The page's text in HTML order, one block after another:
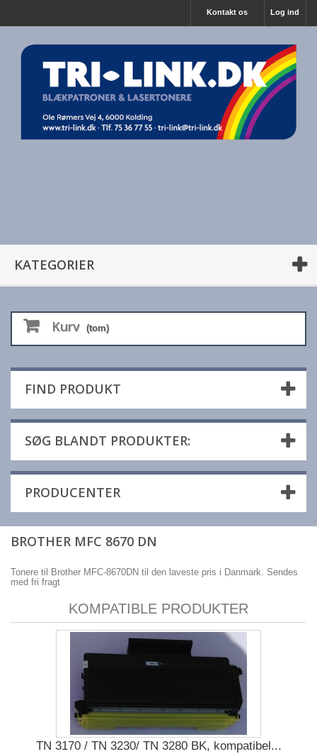
Log ind
Kontakt os
KATEGORIER
Kurv (tom)
FIND PRODUKT
SØG BLANDT PRODUKTER:
PRODUCENTER
BROTHER MFC 8670 DN
Tonere til Brother MFC-8670DN til den laveste pris i Danmark. Sendes
med fri fragt
KOMPATIBLE PRODUKTER
TN 3170 / TN 3230/ TN 3280 BK, kompatibel...